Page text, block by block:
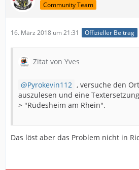
Community Team
16. März 2018 um 21:31 Offizieller Beitrag
Zitat von Yves
Pyrokevin112 , versuche den
auszulesen und eine
> "Rüdesheim am Rhein".
Das löst aber das Problem nicht in